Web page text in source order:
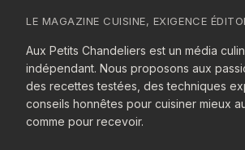
LE MAGAZINE CUISINE, EXIGENCE
Aux Petits Chandeliers est un média
indépendant. Nous proposons aux
des recettes testées, des techniques
conseils honnêtes pour cuisiner mieux
comme pour recevoir.